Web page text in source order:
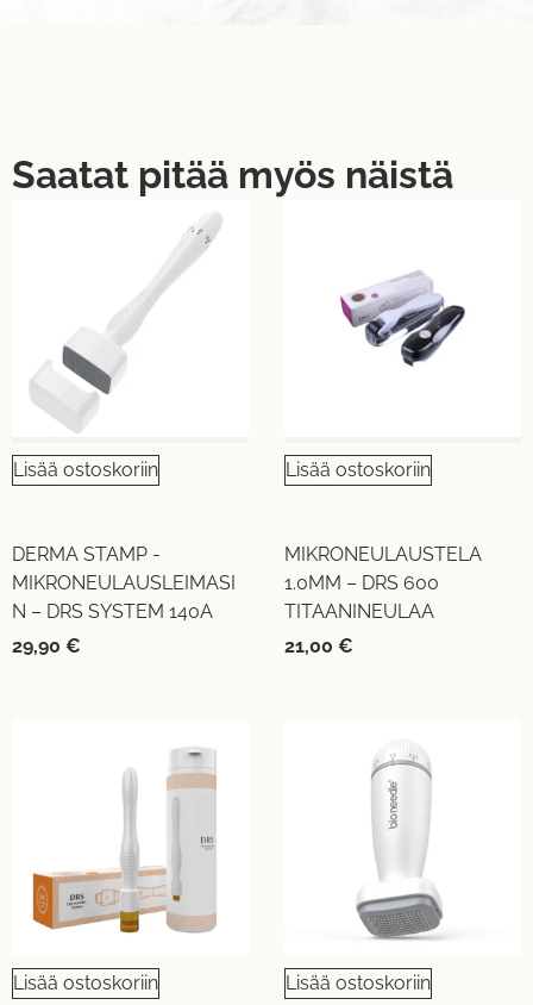
Saatat pitää myös näistä
Lisää ostoskoriin
DERMA STAMP -
MIKRONEULAUSLEIMASI
N – DRS SYSTEM 140A
29,90 €
Lisää ostoskoriin
MIKRONEULAUSTELA
1.0MM – DRS 600
TITAANINEULAA
21,00 €
Lisää ostoskoriin Lisää ostoskoriin